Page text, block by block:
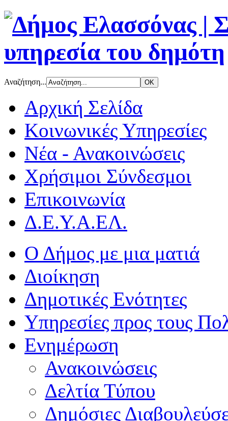
Αναζήτηση...
Αρχική Σελίδα
Κοινωνικές Υπηρεσίες
Νέα - Ανακοινώσεις
Χρήσιμοι Σύνδεσμοι
Επικοινωνία
Δ.Ε.Υ.Α.ΕΛ.
Ο Δήμος με μια ματιά
Διοίκηση
Δημοτικές Ενότητες
Υπηρεσίες προς τους
Ενημέρωση
Ανακοινώσεις
Δελτία Τύπου
Δημόσιες